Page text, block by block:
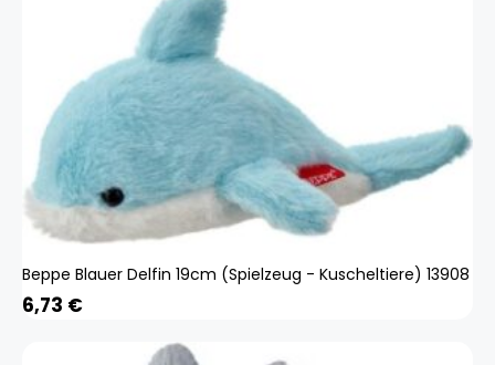
Beppe Blauer Delfin 19cm (Spielzeug - Kuscheltiere) 13908
6,73 €